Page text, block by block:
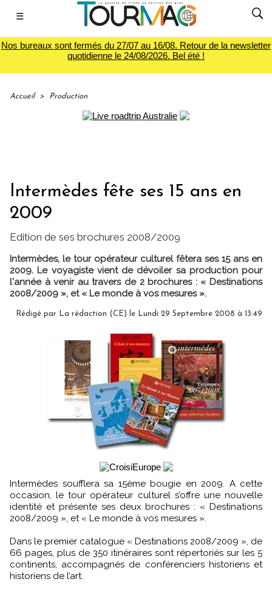
☰
Nos bureaux sont fermés du 27/07 au 16/08. Retour de la newsletter
quotidienne le 24/08/2026. Bel été !
Accueil > Production
Intermèdes fête ses 15 ans en
2009
Edition de ses brochures 2008/2009
Intermèdes, le tour opérateur culturel fêtera ses 15 ans en
2009. Le voyagiste vient de dévoiler sa production pour
l'année à venir au travers de 2 brochures : « Destinations
2008/2009 », et « Le monde à vos mesures ».
Rédigé par La rédaction (CE) le Lundi 29 Septembre 2008 à 13:49
Intermèdes soufflera sa 15ème bougie en 2009. A cette
occasion, le tour opérateur culturel s’offre une nouvelle
identité et présente ses deux brochures : « Destinations
2008/2009 », et « Le monde à vos mesures ».
Dans le premier catalogue « Destinations 2008/2009 », de
66 pages, plus de 350 itinéraires sont répertoriés sur les 5
continents, accompagnés de conférenciers historiens et
historiens de l’art.